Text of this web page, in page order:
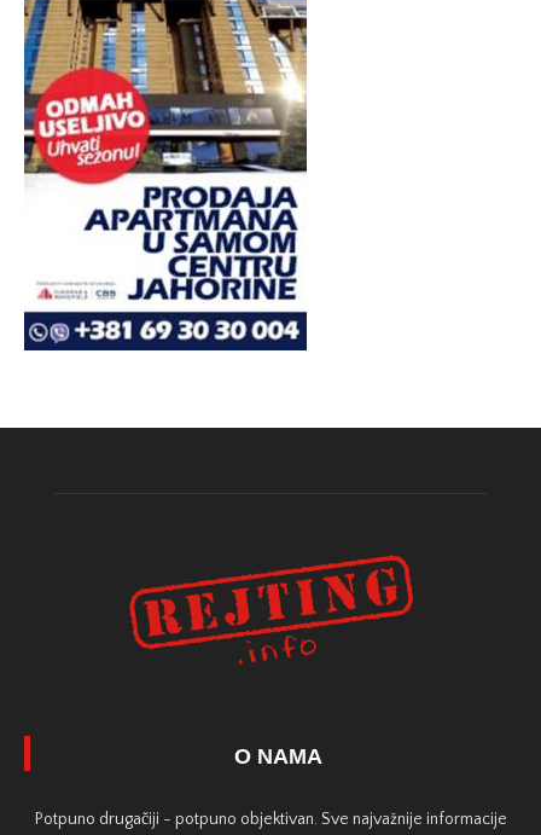
O NAMA
Potpuno drugačiji - potpuno objektivan. Sve najvažnije informacije